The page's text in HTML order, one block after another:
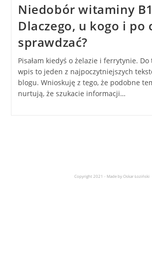
Niedobór witaminy
Dlaczego, u kogo i po
sprawdzać?
Pisałam kiedyś o żelazie i ferrytynie.
wpis to jeden z najpoczytniejszych
blogu. Wnioskuję z tego, że podobne
nurtują, że szukacie informacji…
Copyright 2021 - Made by Oskar Łoziński